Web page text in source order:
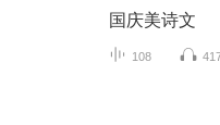
国庆美诗文
108